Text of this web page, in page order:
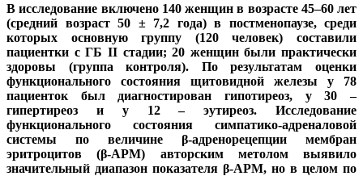
В исследование включено 140 женщин в возрасте 45–60 лет
(средний возраст 50 ± 7,2 года) в постменопаузе, среди
которых основную группу (120 человек) составили
пациентки с ГБ II стадии; 20 женщин были практически
здоровы (группа контроля). По результатам оценки
функционального состояния щитовидной железы у 78
пациенток был диагностирован гипотиреоз, у 30 –
гипертиреоз и у 12 – эутиреоз. Исследование
функционального состояния симпатико-адреналовой
системы по величине β-адренорецепции мембран
эритроцитов (β-АРМ) авторским метолом выявило
значительный диапазон показателя β-АРМ, но в целом по